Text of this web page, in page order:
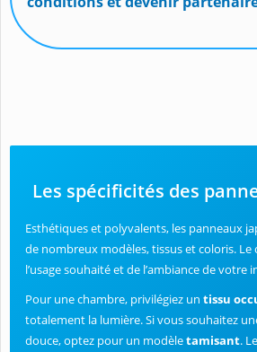
Les spécificités des
Esthétiques et polyvalents, les panneaux
de nombreux modèles, tissus et coloris.
l’usage souhaité et de l’ambiance de votre
Pour une chambre, privilégiez un tissu
totalement la lumière. Si vous souhaitez
douce, optez pour un modèletamisant.